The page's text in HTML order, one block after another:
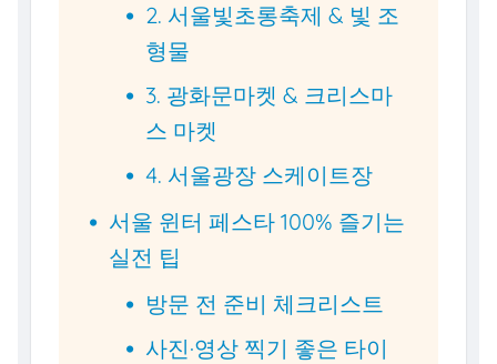
2. 서울빛초롱축제 & 빛 조
형물
3. 광화문마켓 & 크리스마
스 마켓
4. 서울광장 스케이트장
서울 윈터 페스타 100% 즐기는
실전 팁
방문 전 준비 체크리스트
사진·영상 찍기 좋은 타이